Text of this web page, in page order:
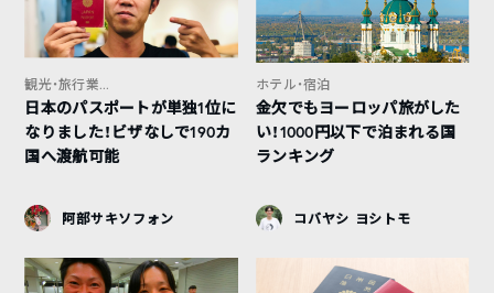
観光・旅行業...
日本のパスポートが単独1位に
なりました！ビザなしで190カ
国へ渡航可能
阿部サキソフォン
ホテル・宿泊
金欠でもヨーロッパ旅がした
い！1000円以下で泊まれる国
ランキング
コバヤシ ヨシトモ